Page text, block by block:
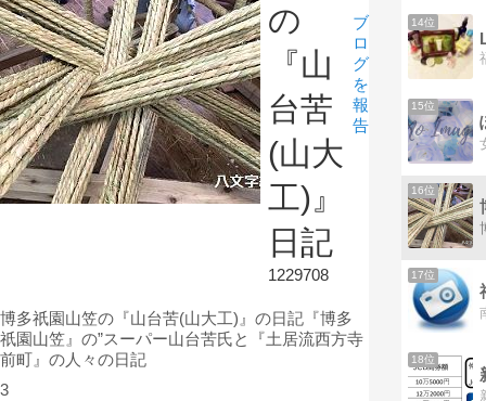
の
『山
台苦
(山大
工)』
日記
1229708
ブ
ロ
グ
を
報
告
博多祇園山笠の『山台苦(山大工)』の日記『博多
祇園山笠』の”スーパー山台苦氏と『土居流西方寺
前町』の人々の日記
3
14位
15位
16位
17位
18位